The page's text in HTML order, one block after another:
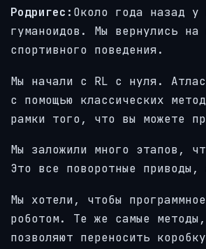
Родригес: Около года назад у
гуманоидов. Мы вернулись
спортивного поведения.
Мы начали с RL с нуля.
с помощью классических
рамки того, что вы можете
Мы заложили много этапов,
Это все поворотные
Мы хотели, чтобы
роботом. Те же самые
позволяют переносить